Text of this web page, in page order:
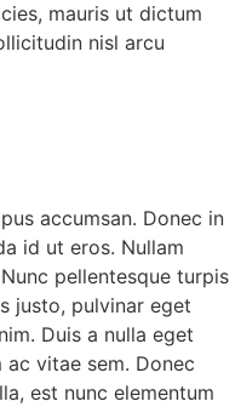
mauris ut dictum
nisl arcu
accumsan. Donec in
id ut eros. Nullam
pellentesque turpis
justo, pulvinar eget
Duis a nulla eget
vitae sem. Donec
est nunc elementum